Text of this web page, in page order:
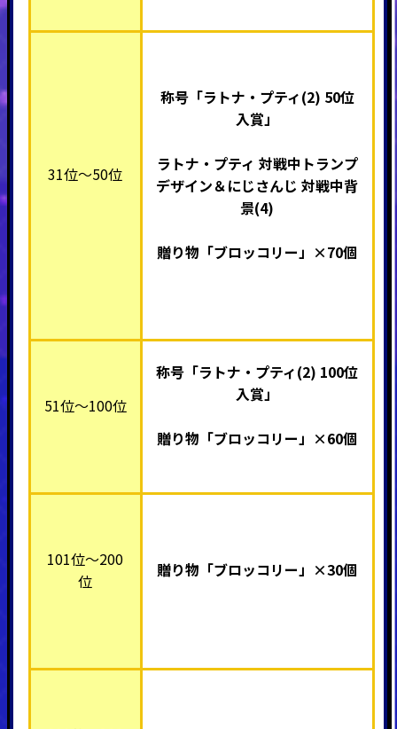
31位～50位
称号「ラトナ・プティ(2) 50位
入賞」
ラトナ・プティ 対戦中トランプ
デザイン＆にじさんじ 対戦中背
景(4)
贈り物「ブロッコリー」×70個
51位～100位
称号「ラトナ・プティ(2) 100位
入賞」
贈り物「ブロッコリー」×60個
101位～200
位
贈り物「ブロッコリー」×30個